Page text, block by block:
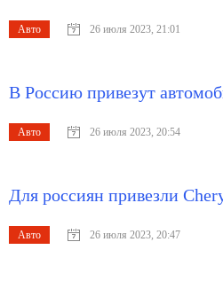
Авто 26 июля 2023, 21:01
В Россию привезут
Авто 26 июля 2023, 20:54
Для россиян привезли
Авто 26 июля 2023, 20:47